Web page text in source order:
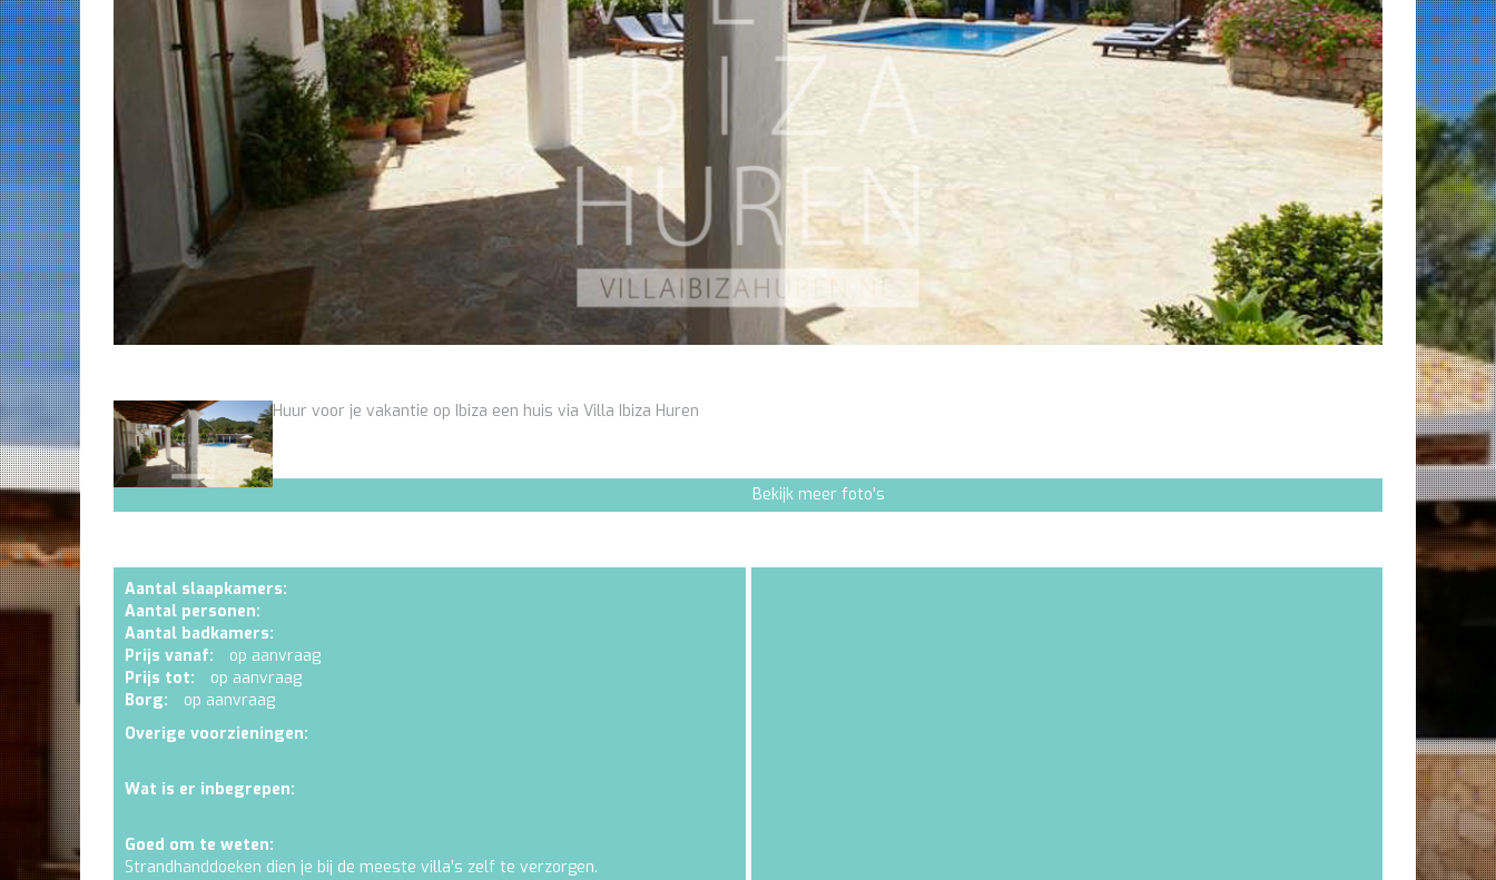
Huur voor je vakantie op Ibiza een huis via Villa Ibiza Huren
Bekijk meer foto's
Aantal slaapkamers:
Aantal personen:
Aantal badkamers:
Prijs vanaf:
op aanvraag
Prijs tot:
op aanvraag
Borg:
op aanvraag
Overige voorzieningen:
Wat is er inbegrepen:
Goed om te weten:
Strandhanddoeken dien je bij de meeste villa's zelf te verzorgen.